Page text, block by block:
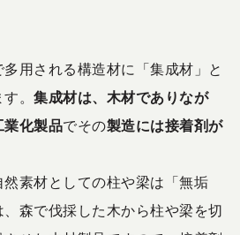
用される構造材に「集成材」と
。 集成材は、木材でありなが
業化製品でその製造には接着剤が
素材としての柱や梁は「無垢
森で伐採した木から柱や梁を切